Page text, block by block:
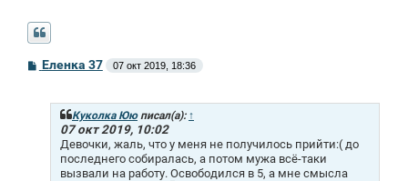
СЕленка 37 07 окт 2019, 18:36
Куколка Ююписал(а): ↑
07 окт 2019, 10:02
Девочки, жаль, что у меня не получилось прийти:( до
последнего собиралась, а потом мужа всё-таки
вызвали на работу. Освободился в 5, а мне смысла